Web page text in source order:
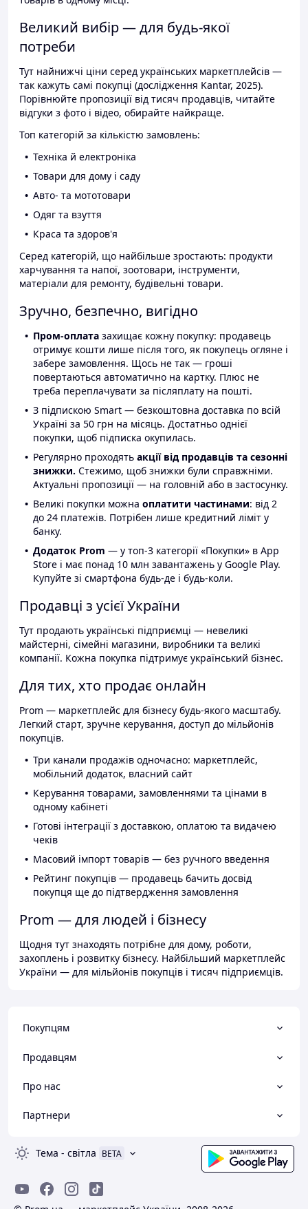
Великий вибір — для будь-якої
потреби
Тут найнижчі ціни серед українських маркетплейсів —
так кажуть самі покупці (дослідження Kantar, 2025).
Порівнюйте пропозиції від тисяч продавців, читайте
відгуки з фото і відео, обирайте найкраще.
Топ категорій за кількістю замовлень:
Техніка й електроніка
Товари для дому і саду
Авто- та мототовари
Одяг та взуття
Краса та здоров'я
Серед категорій, що найбільше зростають: продукти
харчування та напої, зоотовари, інструменти,
матеріали для ремонту, будівельні товари.
Зручно, безпечно, вигідно
Пром-оплата захищає кожну покупку: продавець
отримує кошти лише після того, як покупець огляне і
забере замовлення. Щось не так — гроші
повертаються автоматично на картку. Плюс не
треба переплачувати за післяплату на пошті.
З підпискою Smart — безкоштовна доставка по всій
Україні за 50 грн на місяць. Достатньо однієї
покупки, щоб підписка окупилась.
Регулярно проходять акції від продавців та сезонні
знижки. Стежимо, щоб знижки були справжніми.
Актуальні пропозиції — на головній або в застосунку.
Великі покупки можна оплатити частинами: від 2
до 24 платежів. Потрібен лише кредитний ліміт у
банку.
Додаток Prom — у топ-3 категорії «Покупки» в App
Store і має понад 10 млн завантажень у Google Play.
Купуйте зі смартфона будь-де і будь-коли.
Продавці з усієї України
Тут продають українські підприємці — невеликі
майстерні, сімейні магазини, виробники та великі
компанії. Кожна покупка підтримує український бізнес.
Для тих, хто продає онлайн
Prom — маркетплейс для бізнесу будь-якого масштабу.
Легкий старт, зручне керування, доступ до мільйонів
покупців.
Три канали продажів одночасно: маркетплейс,
мобільний додаток, власний сайт
Керування товарами, замовленнями та цінами в
одному кабінеті
Готові інтеграції з доставкою, оплатою та видачею
чеків
Масовий імпорт товарів — без ручного введення
Рейтинг покупців — продавець бачить досвід
покупця ще до підтвердження замовлення
Prom — для людей і бізнесу
Щодня тут знаходять потрібне для дому, роботи,
захоплень і розвитку бізнесу. Найбільший маркетплейс
України — для мільйонів покупців і тисяч підприємців.
Покупцям
Продавцям
Про нас
Партнери
Тема - світла BETA